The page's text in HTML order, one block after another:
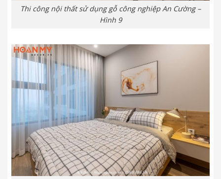
Thi công nội thất sử dụng gỗ công nghiệp An Cường –
Hình 9